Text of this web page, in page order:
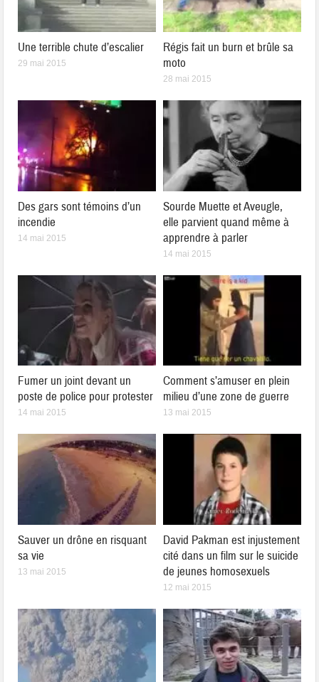
Une terrible chute d’escalier
29 mai 2015
Régis fait un burn et brûle sa
moto
28 mai 2015
Des gars sont témoins d’un
incendie
14 mai 2015
Sourde Muette et Aveugle,
elle parvient quand même à
apprendre à parler
14 mai 2015
Fumer un joint devant un
poste de police pour protester
14 mai 2015
Comment s’amuser en plein
milieu d’une zone de guerre
13 mai 2015
Sauver un drône en risquant
sa vie
13 mai 2015
David Pakman est injustement
cité dans un film sur le suicide
de jeunes homosexuels
12 mai 2015